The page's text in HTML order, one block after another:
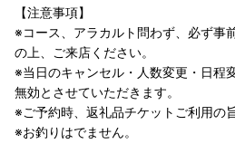
【注意事項】
※コース、アラカルト問わず、必ず事
の上、ご来店ください。
※当日のキャンセル・人数変更・日程
無効とさせていただきます。
※ご予約時、返礼品チケットご利用の
※お釣りはでません。